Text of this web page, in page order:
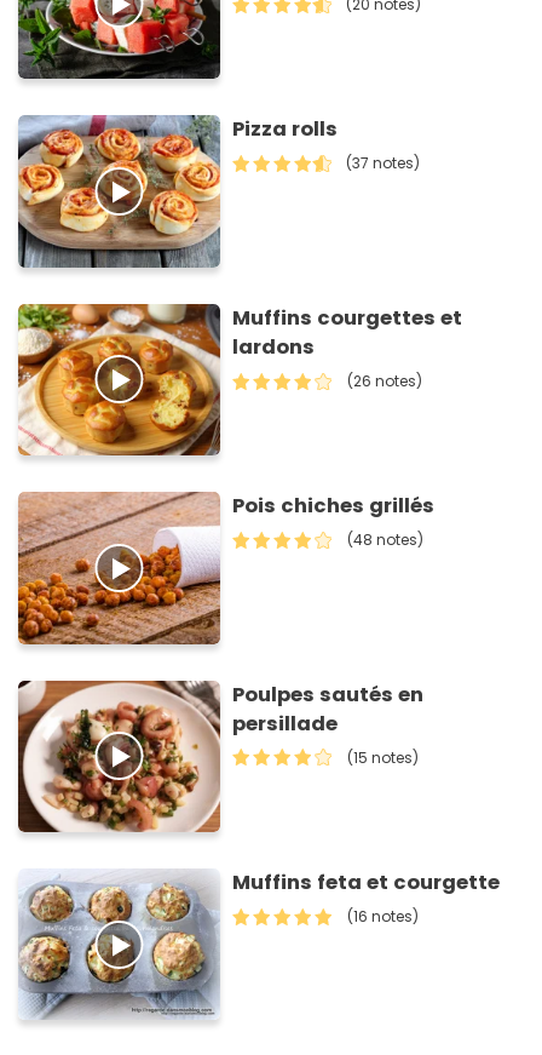
(20 notes)
Pizza rolls
(37 notes)
Muffins courgettes et
lardons
(26 notes)
Pois chiches grillés
(48 notes)
Poulpes sautés en
persillade
(15 notes)
Muffins feta et courgette
(16 notes)